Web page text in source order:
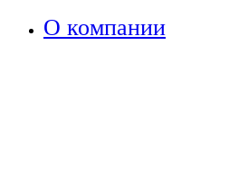
О компании